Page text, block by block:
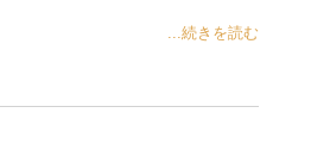
...続きを読む